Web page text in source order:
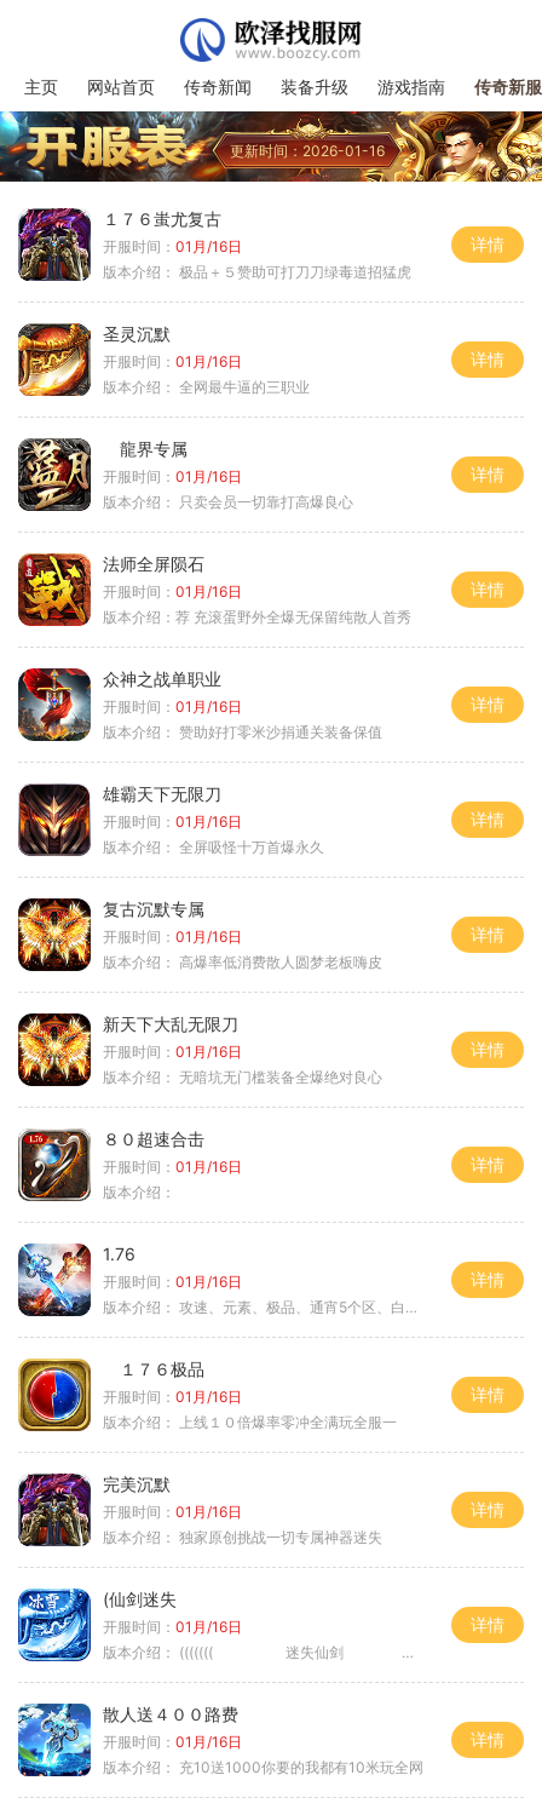
主页 网站首页 传奇新闻 装备升级 游戏指南 传奇新
更新时间：2026-01-16
１７６蚩尤复古
开服时间： 01月/16日
版本介绍： 极品＋５赞助可打刀刀绿毒道招猛虎
详情
圣灵沉默
开服时间： 01月/16日
版本介绍： 全网最牛逼的三职业
详情
龍界专属
开服时间： 01月/16日
版本介绍： 只卖会员一切靠打高爆良心
详情
法师全屏陨石
开服时间： 01月/16日
版本介绍： 荐 充滚蛋野外全爆无保留纯散人首秀
详情
众神之战单职业
开服时间： 01月/16日
版本介绍： 赞助好打零米沙捐通关装备保值
详情
雄霸天下无限刀
开服时间： 01月/16日
版本介绍： 全屏吸怪十万首爆永久
详情
复古沉默专属
开服时间： 01月/16日
版本介绍： 高爆率低消费散人圆梦老板嗨皮
详情
新天下大乱无限刀
开服时间： 01月/16日
版本介绍： 无暗坑无门槛装备全爆绝对良心
详情
８０超速合击
开服时间： 01月/16日
版本介绍：
详情
1.76
开服时间： 01月/16日
版本介绍： 攻速、元素、极品、通宵5个区、白天10个区
详情
１７６极品
开服时间： 01月/16日
版本介绍：
上线１０倍爆率零冲全满玩全服一
详情
完美沉默
开服时间： 01月/16日
版本介绍： 独家原创挑战一切专属神器迷失
详情
(仙剑迷失
开服时间： 01月/16日
版本介绍： ((((((( 迷失仙剑 )))))
详情
散人送４００路费
开服时间： 01月/16日
版本介绍： 充10送1000你要的我都有10米玩全网
详情